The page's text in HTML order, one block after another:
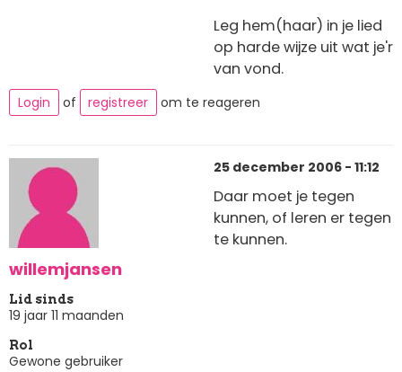
Leg hem(haar) in je lied
op harde wijze uit wat je'r
van vond.
Login of registreer om te reageren
willemjansen
Lid sinds
19 jaar 11 maanden
Rol
Gewone gebruiker
25 december 2006 - 11:12
Daar moet je tegen
kunnen, of leren er tegen
te kunnen.